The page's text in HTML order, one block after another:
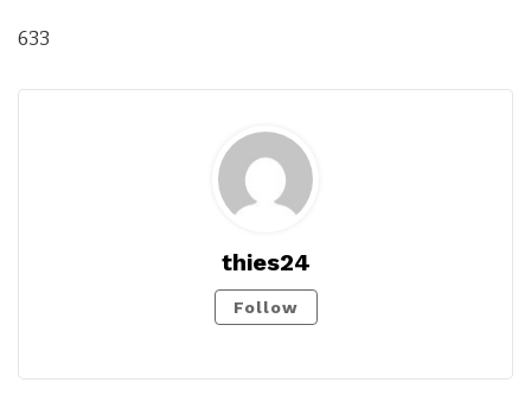
633
thies24
Follow